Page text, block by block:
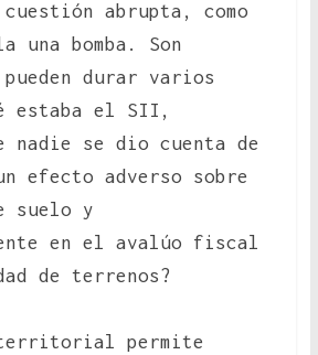
cuestión abrupta, como
una bomba. Son
pueden durar varios
estaba el SII,
nadie se dio cuenta de
efecto adverso sobre
suelo y
en el avalúo fiscal
de terrenos?
permite